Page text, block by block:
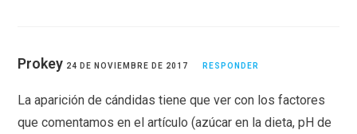
Prokey 24 DE NOVIEMBRE DE 2017 RESPONDER
La aparición de cándidas tiene que ver con los factores
que comentamos en el artículo (azúcar en la dieta, pH de